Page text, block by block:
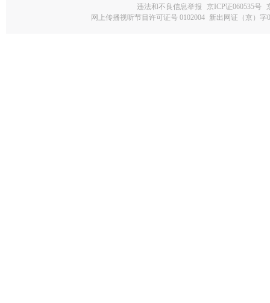
违法和不良信息举报 京ICP证060535号
网上传播视听节目许可证号 0102004 新出网证（京）